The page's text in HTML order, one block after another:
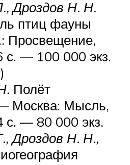
Дроздов Н. Н.
птиц фауны
— 100 000 экз.
Полёт
Москва: Мысль,
— 80 000 экз.
Дроздов Н. Н.,